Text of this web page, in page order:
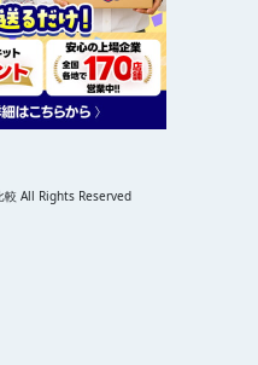
較 All Rights Reserved